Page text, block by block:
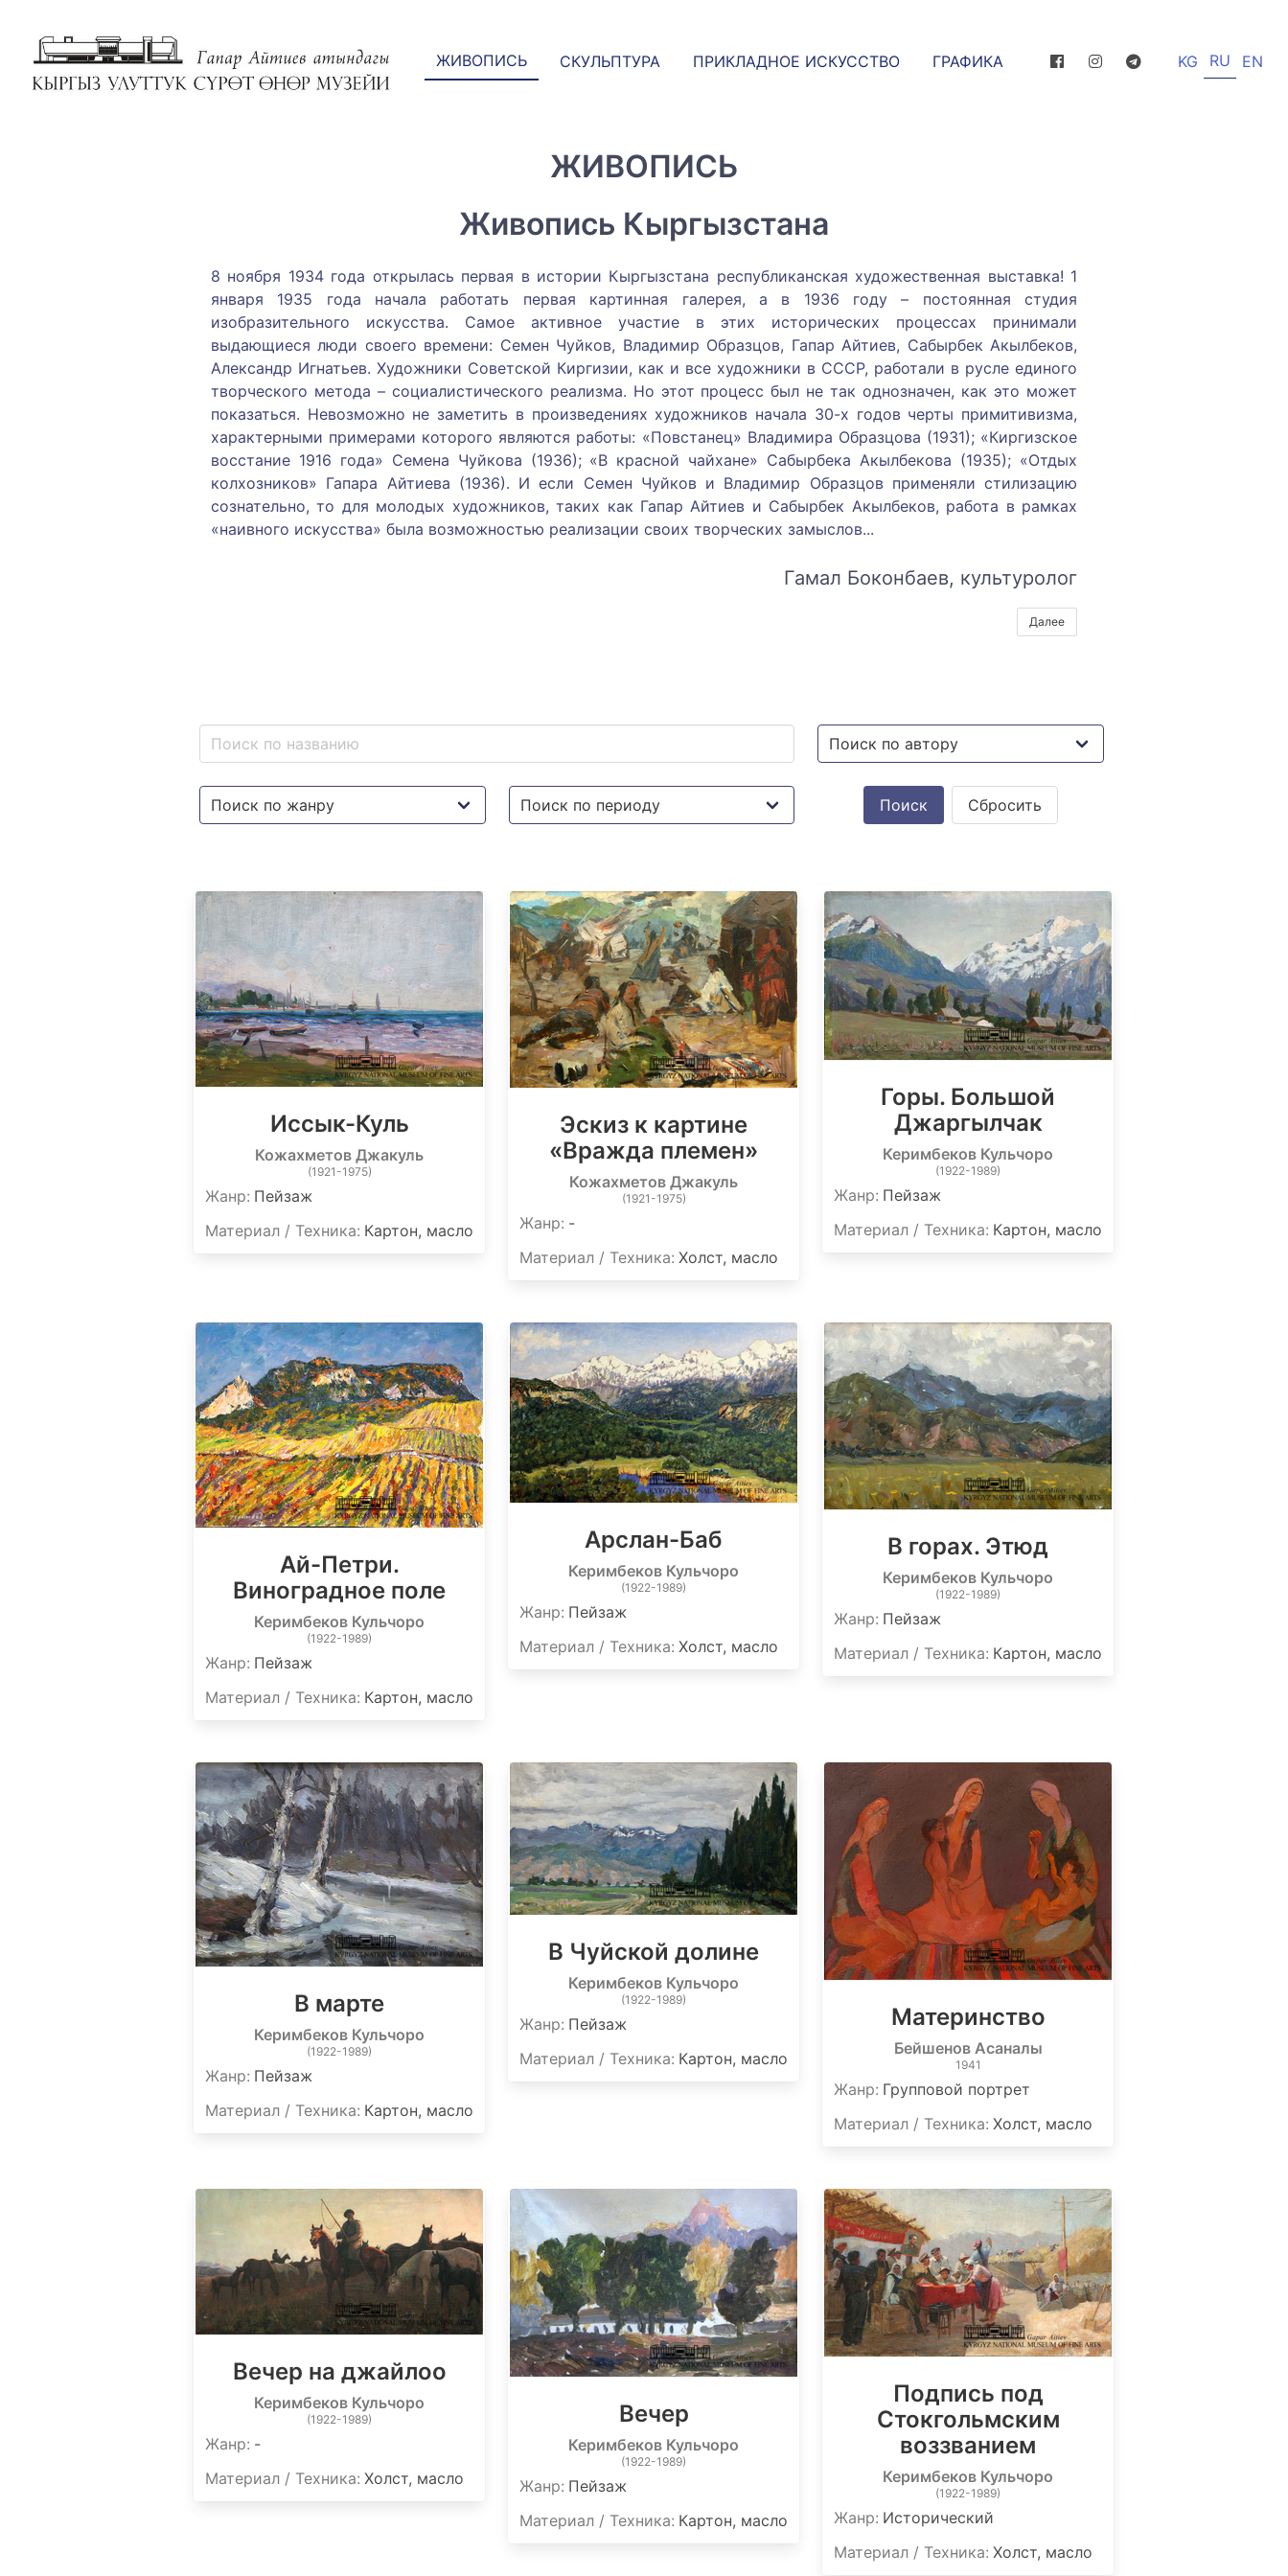
ЖИВОПИСЬ СКУЛЬПТУРА ПРИКЛАДНОЕ ИСКУССТВО ГРАФИКА KG RU EN
ЖИВОПИСЬ
Живопись Кыргызстана
8 ноября 1934 года открылась первая в истории Кыргызстана республиканская художественная выставка! 1
января 1935 года начала работать первая картинная галерея, а в 1936 году – постоянная студия
изобразительного искусства. Самое активное участие в этих исторических процессах принимали
выдающиеся люди своего времени: Семен Чуйков, Владимир Образцов, Гапар Айтиев, Сабырбек Акылбеков,
Александр Игнатьев. Художники Советской Киргизии, как и все художники в СССР, работали в русле единого
творческого метода – социалистического реализма. Но этот процесс был не так однозначен, как это может
показаться. Невозможно не заметить в произведениях художников начала 30-х годов черты примитивизма,
характерными примерами которого являются работы: «Повстанец» Владимира Образцова (1931); «Киргизское
восстание 1916 года» Семена Чуйкова (1936); «В красной чайхане» Сабырбека Акылбекова (1935); «Отдых
колхозников» Гапара Айтиева (1936). И если Семен Чуйков и Владимир Образцов применяли стилизацию
сознательно, то для молодых художников, таких как Гапар Айтиев и Сабырбек Акылбеков, работа в рамках
«наивного искусства» была возможностью реализации своих творческих замыслов...
Гамал Боконбаев, культуролог
Далее
Сбросить
Иссык-Куль
Кожахметов Джакуль
(1921-1975)
Жанр: Пейзаж
Материал / Техника: Картон, масло
Эскиз к картине
«Вражда племен»
Кожахметов Джакуль
(1921-1975)
Жанр: -
Материал / Техника: Холст, масло
Горы. Большой
Джаргылчак
Керимбеков Кульчоро
(1922-1989)
Жанр: Пейзаж
Материал / Техника: Картон, масло
Ай-Петри.
Виноградное поле
Керимбеков Кульчоро
(1922-1989)
Жанр: Пейзаж
Материал / Техника: Картон, масло
Арслан-Баб
Керимбеков Кульчоро
(1922-1989)
Жанр: Пейзаж
Материал / Техника: Холст, масло
В горах. Этюд
Керимбеков Кульчоро
(1922-1989)
Жанр: Пейзаж
Материал / Техника: Картон, масло
В марте
Керимбеков Кульчоро
(1922-1989)
Жанр: Пейзаж
Материал / Техника: Картон, масло
В Чуйской долине
Керимбеков Кульчоро
(1922-1989)
Жанр: Пейзаж
Материал / Техника: Картон, масло
Материнство
Бейшенов Асаналы
1941
Жанр: Групповой портрет
Материал / Техника: Холст, масло
Вечер на джайлоо
Керимбеков Кульчоро
(1922-1989)
Жанр: -
Материал / Техника: Холст, масло
Вечер
Керимбеков Кульчоро
(1922-1989)
Жанр: Пейзаж
Материал / Техника: Картон, масло
Подпись под
Стокгольмским
воззванием
Керимбеков Кульчоро
(1922-1989)
Жанр: Исторический
Материал / Техника: Холст, масло